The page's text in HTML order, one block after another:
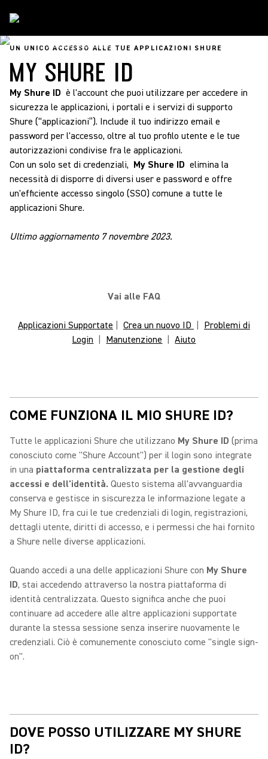
Supporto / FAQ Su MyShure ID
UN UNICO ACCESSO ALLE TUE APPLICAZIONI SHURE
MY SHURE ID
My Shure ID è l'account che puoi utilizzare per accedere in
sicurezza le applicazioni, i portali e i servizi di supporto
Shure (“applicazioni”). Include il tuo indirizzo email e
password per l'accesso, oltre al tuo profilo utente e le tue
autorizzazioni condivise fra le applicazioni.
Con un solo set di credenziali, My Shure ID elimina la
necessità di disporre di diversi user e password e offre
un'efficiente accesso singolo (SSO) comune a tutte le
applicazioni Shure.
Ultimo aggiornamento 7 novembre 2023.
Vai alle FAQ
Applicazioni Supportate Crea un nuovo ID
Problemi di
Login
Manutenzione |Aiuto
COME FUNZIONA IL MIO SHURE ID?
Tutte le applicazioni Shure che utilizzano My Shure ID (prima
conosciuto come "Shure Account") per il login sono integrate
in una piattaforma centralizzata per la gestione degli
accessi e dell'identità. Questo sistema all'avvanguardia
conserva e gestisce in siscurezza le informazione legate a
My Shure ID, fra cui le tue credenziali di login, registrazioni,
dettagli utente, diritti di accesso, e i permessi che hai fornito
a Shure nelle diverse applicazioni.
Quando accedi a una delle applicazioni Shure con My Shure
ID, stai accedendo attraverso la nostra piattaforma di
identità centralizzata. Questo significa anche che puoi
continuare ad accedere alle altre applicazioni supportate
durante la stessa sessione senza inserire nuovamente le
credenziali. Ciò è comunemente conosciuto come "single sign-
on".
DOVE POSSO UTILIZZARE MY SHURE
ID?